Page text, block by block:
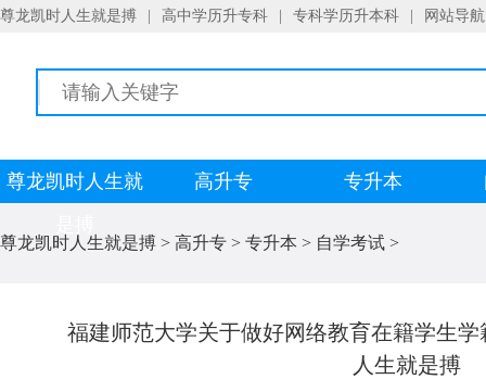
尊龙凯时人生就是搏 高中学历升专科 专科学历升本科 网站导航
尊龙凯时人生就
高升专 专升本
尊龙凯时人生就是搏 > 高升专 > 专升本 > 自学考试 >
福建师范大学关于做好网络教育在籍学生
人生就是搏